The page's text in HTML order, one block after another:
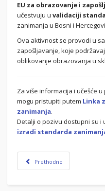
EU za obrazovanje i
učestvuju u validaciji
zanimanja u Bosni i
Ova aktivnost se provodi u
zapošljavanje, koje
oblikovanje obrazovanja u
Za više informacija i učešće
mogu pristupiti putem Linka
zanimanja.
Detalji o pozivu dostupni su i
izradi standarda
Prethodno